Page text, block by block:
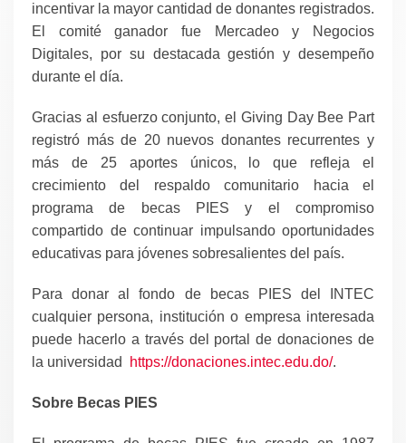
incentivar la mayor cantidad de donantes registrados.
El comité ganador fue Mercadeo y Negocios
Digitales, por su destacada gestión y desempeño
durante el día.
Gracias al esfuerzo conjunto, el Giving Day Bee Part
registró más de 20 nuevos donantes recurrentes y
más de 25 aportes únicos, lo que refleja el
crecimiento del respaldo comunitario hacia el
programa de becas PIES y el compromiso
compartido de continuar impulsando oportunidades
educativas para jóvenes sobresalientes del país.
Para donar al fondo de becas PIES del INTEC
cualquier persona, institución o empresa interesada
puede hacerlo a través del portal de donaciones de
la universidad
https://donaciones.intec.edu.do/.
Sobre Becas PIES